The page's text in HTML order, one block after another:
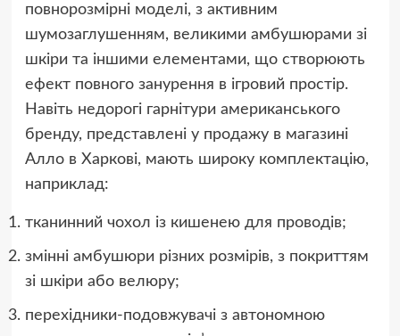
повнорозмірні моделі, з активним
шумозаглушенням, великими амбушюрами зі
шкіри та іншими елементами, що створюють
ефект повного занурення в ігровий простір.
Навіть недорогі гарнітури американського
бренду, представлені у продажу в магазині
Алло в Харкові, мають широку комплектацію,
наприклад:
тканинний чохол із кишенею для проводів;
змінні амбушюри різних розмірів, з покриттям
зі шкіри або велюру;
перехідники-подовжувачі з автономною